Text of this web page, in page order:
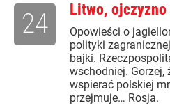
Litwo, ojczyzno
Opowieści o
polityki
bajki.
wschodniej. Gorzej,
wspierać polskiej
przejmuje… Rosja.
24